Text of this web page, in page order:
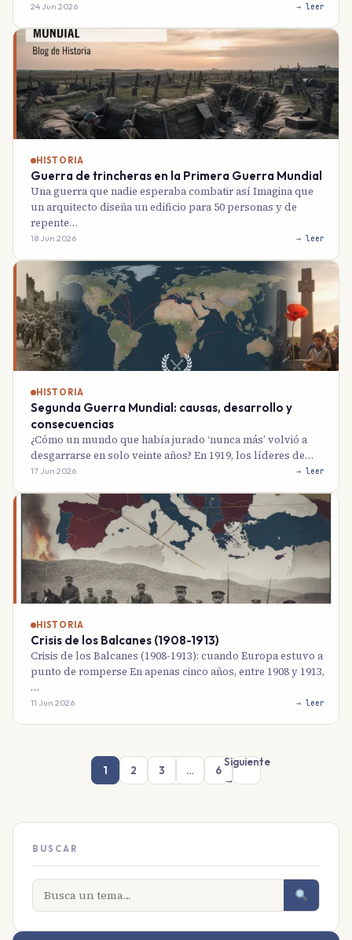
24 Jun 2026 → leer
HISTORIA
Guerra de trincheras en la Primera Guerra Mundial
Una guerra que nadie esperaba combatir así Imagina que
un arquitecto diseña un edificio para 50 personas y de
repente…
18 Jun 2026 → leer
HISTORIA
Segunda Guerra Mundial: causas, desarrollo y
consecuencias
¿Cómo un mundo que había jurado ‘nunca más’ volvió a
desgarrarse en solo veinte años? En 1919, los líderes de…
17 Jun 2026 → leer
HISTORIA
Crisis de los Balcanes (1908-1913)
Crisis de los Balcanes (1908-1913): cuando Europa estuvo a
punto de romperse En apenas cinco años, entre 1908 y 1913,
…
11 Jun 2026 → leer
1 2 3 … 6
Siguiente
→
BUSCAR